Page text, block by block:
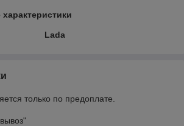
Lada
только по предоплате.